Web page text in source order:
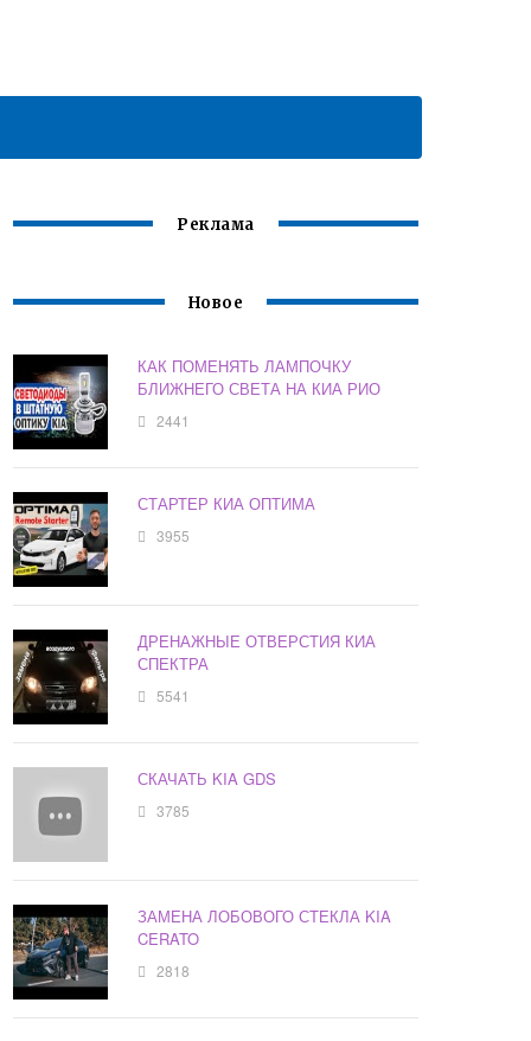
Реклама
Новое
КАК ПОМЕНЯТЬ ЛАМПОЧКУ
БЛИЖНЕГО СВЕТА НА КИА РИО
2441
СТАРТЕР КИА ОПТИМА
3955
ДРЕНАЖНЫЕ ОТВЕРСТИЯ КИА
СПЕКТРА
5541
СКАЧАТЬ KIA GDS
3785
ЗАМЕНА ЛОБОВОГО СТЕКЛА KIA
CERATO
2818